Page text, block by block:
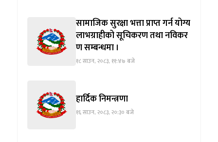
सामाजिक सुरक्षा भत्ता प्राप्त गर्न योग्य
लाभग्राहीको सूचिकरण तथा नविकर
ण सम्बन्धमा ।
१८ साउन, २०८३, ११:४७ बजे
हार्दिक निमन्त्रणा
१६ साउन, २०८३, २०:३० बजे